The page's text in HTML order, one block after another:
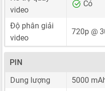
video
Có
Độ phân giải
video
720p @
PIN
Dung lượng
5000